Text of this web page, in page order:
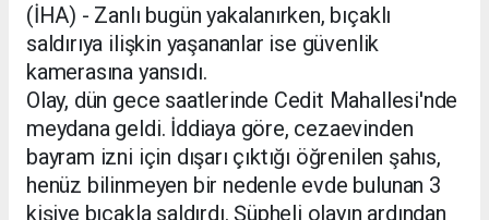
(İHA) - Zanlı bugün yakalanırken, bıçaklı
saldırıya ilişkin yaşananlar ise güvenlik
kamerasına yansıdı.
Olay, dün gece saatlerinde Cedit Mahallesi'nde
meydana geldi. İddiaya göre, cezaevinden
bayram izni için dışarı çıktığı öğrenilen şahıs,
henüz bilinmeyen bir nedenle evde bulunan 3
kişiye bıçakla saldırdı. Şüpheli olayın ardından